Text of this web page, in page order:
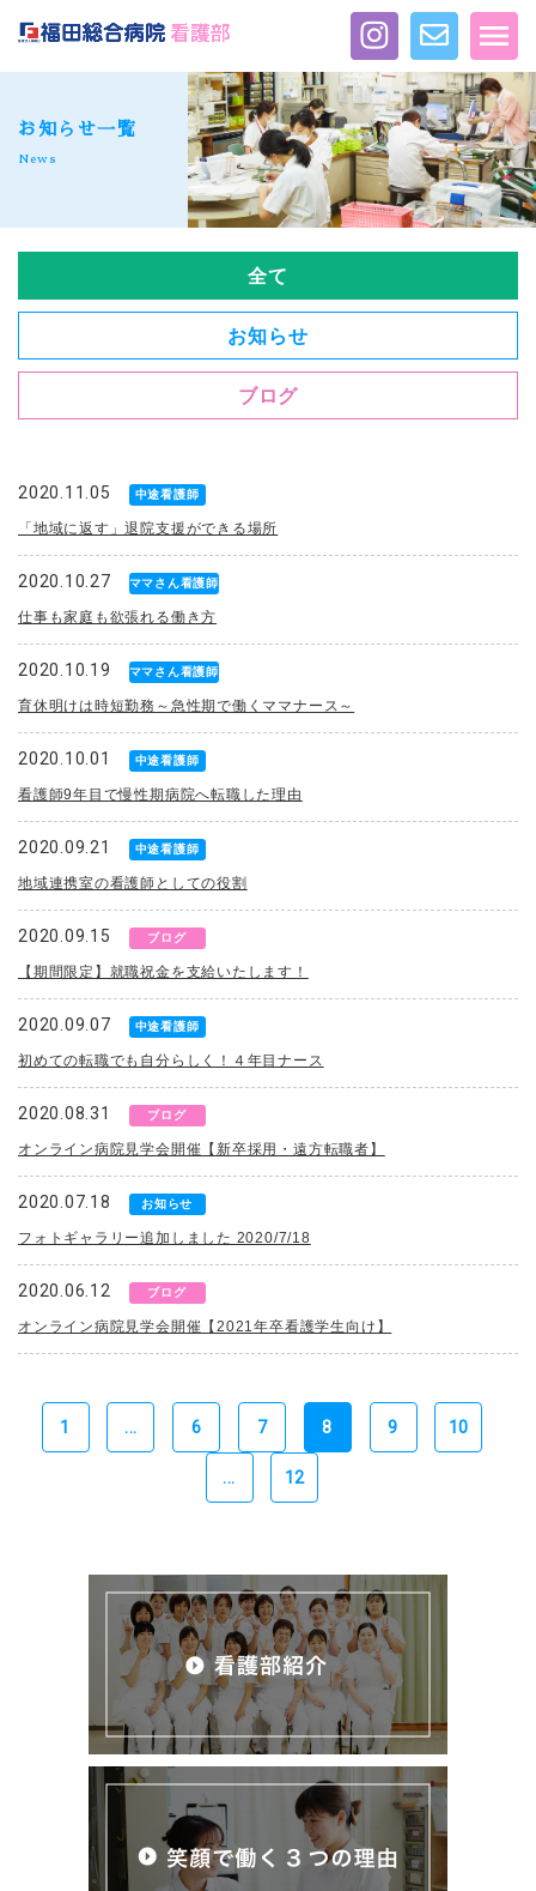
お知らせ一覧
News
全て
お知らせ
ブログ
2020.11.05 中途看護師
「地域に返す」退院支援ができる場所
2020.10.27 ママさん看護師
仕事も家庭も欲張れる働き方
2020.10.19 ママさん看護師
育休明けは時短勤務～急性期で働くママナース～
2020.10.01 中途看護師
看護師9年目で慢性期病院へ転職した理由
2020.09.21 中途看護師
地域連携室の看護師としての役割
2020.09.15 ブログ
【期間限定】就職祝金を支給いたします！
2020.09.07 中途看護師
初めての転職でも自分らしく！４年目ナース
2020.08.31 ブログ
オンライン病院見学会開催【新卒採用・遠方転職者】
2020.07.18 お知らせ
フォトギャラリー追加しました 2020/7/18
2020.06.12 ブログ
オンライン病院見学会開催【2021年卒看護学生向け】
1 ... 6 7 8 9 10
... 12